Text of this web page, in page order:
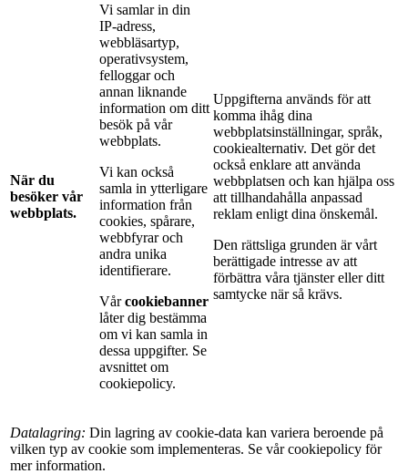
När du
besöker vår
webbplats.
Vi samlar in din
IP-adress,
webbläsartyp,
operativsystem,
felloggar och
annan liknande
information om ditt
besök på vår
webbplats.
Vi kan också
samla in ytterligare
information från
cookies, spårare,
webbfyrar och
andra unika
identifierare.
Vårcookiebanner
låter dig bestämma
om vi kan samla in
dessa uppgifter. Se
avsnittet om
cookiepolicy.
Uppgifterna används för att
komma ihåg dina
webbplatsinställningar, språk,
cookiealternativ. Det gör det
också enklare att använda
webbplatsen och kan hjälpa oss
att tillhandahålla anpassad
reklam enligt dina önskemål.
Den rättsliga grunden är vårt
berättigade intresse av att
förbättra våra tjänster eller ditt
samtycke när så krävs.
Datalagring: Din lagring av cookie-data kan variera beroende på
vilken typ av cookie som implementeras. Se vår cookiepolicy för
mer information.